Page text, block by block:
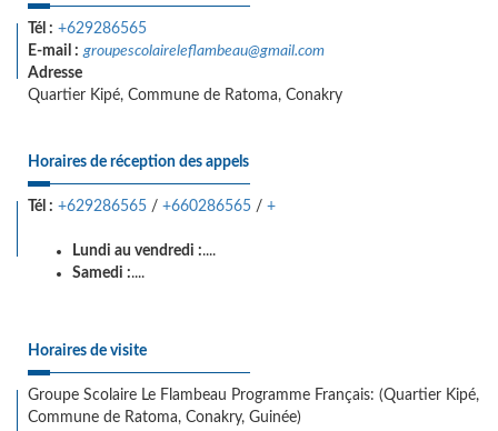
Tél : +629286565
E-mail : groupescolaireleflambeau@gmail.com
Adresse
Quartier Kipé, Commune de Ratoma, Conakry
Horaires de réception des appels
Tél : +629286565 / +660286565 / +
Lundi au vendredi :....
Samedi :....
Horaires de visite
Groupe Scolaire Le Flambeau Programme Français: (Quartier Kipé,
Commune de Ratoma, Conakry, Guinée)